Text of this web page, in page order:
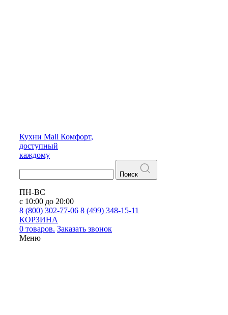
Кухни Mall Комфорт,
доступный
каждому
Поиск
ПН-ВС
с 10:00 до 20:00
8 (800) 302-77-06 8 (499) 348-15-11
КОРЗИНА
0 товаров. Заказать звонок
Меню